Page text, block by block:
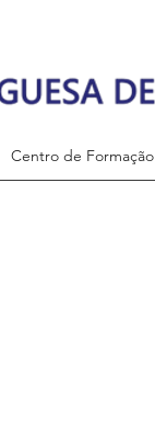
Centro de Formação